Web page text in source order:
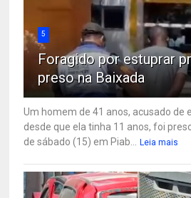
5
Foragido por estuprar
preso na Baixada
Um homem de 41 anos, acusado de
desde que ela tinha 11 anos, foi
de sábado (15) em Piab...
Leia mais